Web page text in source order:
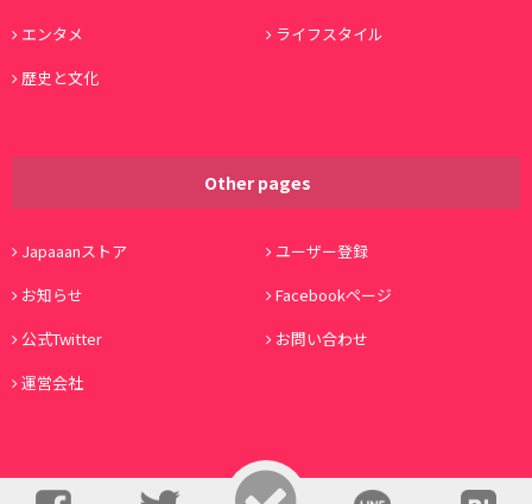
エンタメ
ライフスタイル
歴史と文化
Other pages
Japaaanストア
ユーザー登録
お知らせ
Facebookページ
公式Twitter
お問い合わせ
運営会社